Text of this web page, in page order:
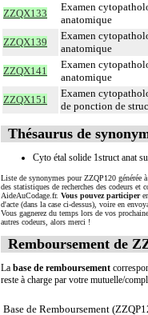
ZZQX133
Examen
anatomique
ZZQX139
Examen
anatomique
ZZQX141
Examen
anatomique
ZZQX151
Examen
de ponction de
Thésaurus de
Cyto étal solide 1struct anat
Liste de synonymes pour ZZQP120 générée
des statistiques de recherches des codeurs et
AideAuCodage.fr. Vous pouvez participer
d'acte (dans la case ci-dessus), voire en
Vous gagnerez du temps lors de vos
autres codeurs, alors merci !
Remboursement de
La base de remboursement
reste à charge par votre mutuelle/
Base de Remboursement